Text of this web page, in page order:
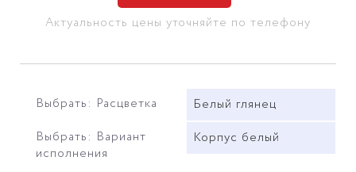
Актуальность цены уточняйте по телефону
Выбрать: Расцветка
Белый глянец
Выбрать: Вариант
исполнения
Корпус белый